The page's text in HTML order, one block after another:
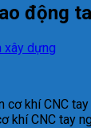
động
xây dựng
khí CNC tay